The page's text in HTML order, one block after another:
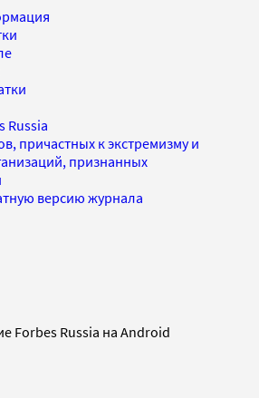
Russia
причастных к экстремизму и
признанных
версию журнала
Forbes Russia на Android